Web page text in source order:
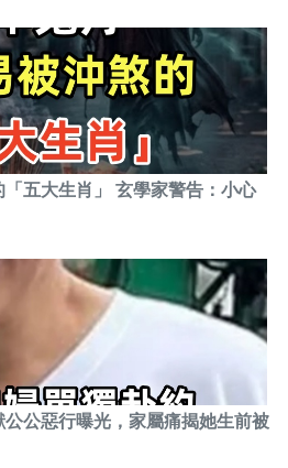
五大生肖」 玄學家警告：小心
公惡行曝光，家屬痛揭她生前被